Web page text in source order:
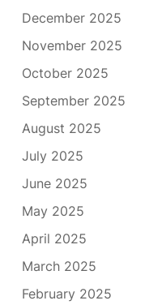
December 2025
November 2025
October 2025
September 2025
August 2025
July 2025
June 2025
May 2025
April 2025
March 2025
February 2025